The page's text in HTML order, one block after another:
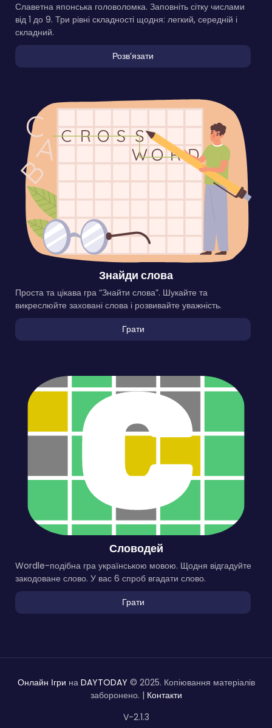
Славетна японська головоломка. Заповніть сітку числами
від 1 до 9. Три рівні складності щодня: легкий, середній і
складний.
Розвʼязати
Знайди слова
Проста та цікава гра “Знайти слова”. Шукайте та
викреслюйте заховані слова і розвивайте уважність.
Грати
Словодей
Wordle-подібна гра українською мовою. Щодня відгадуйте
закодоване слово. У вас 6 спроб вгадати слово.
Грати
Онлайн Ігри на DAYTODAY © 2025. Копіювання матеріалів
заборонено. | Контакти
V-2.1.3